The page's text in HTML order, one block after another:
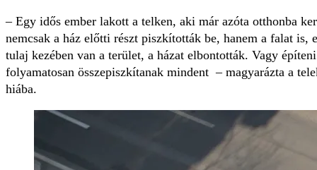
– Egy idős ember lakott a telken, aki már azóta otthonba
nemcsak a ház előtti részt piszkították be, hanem a falat
tulaj kezében van a terület, a házat elbontották. Vagy
folyamatosan összepiszkítanak mindent – magyarázta a
hiába.